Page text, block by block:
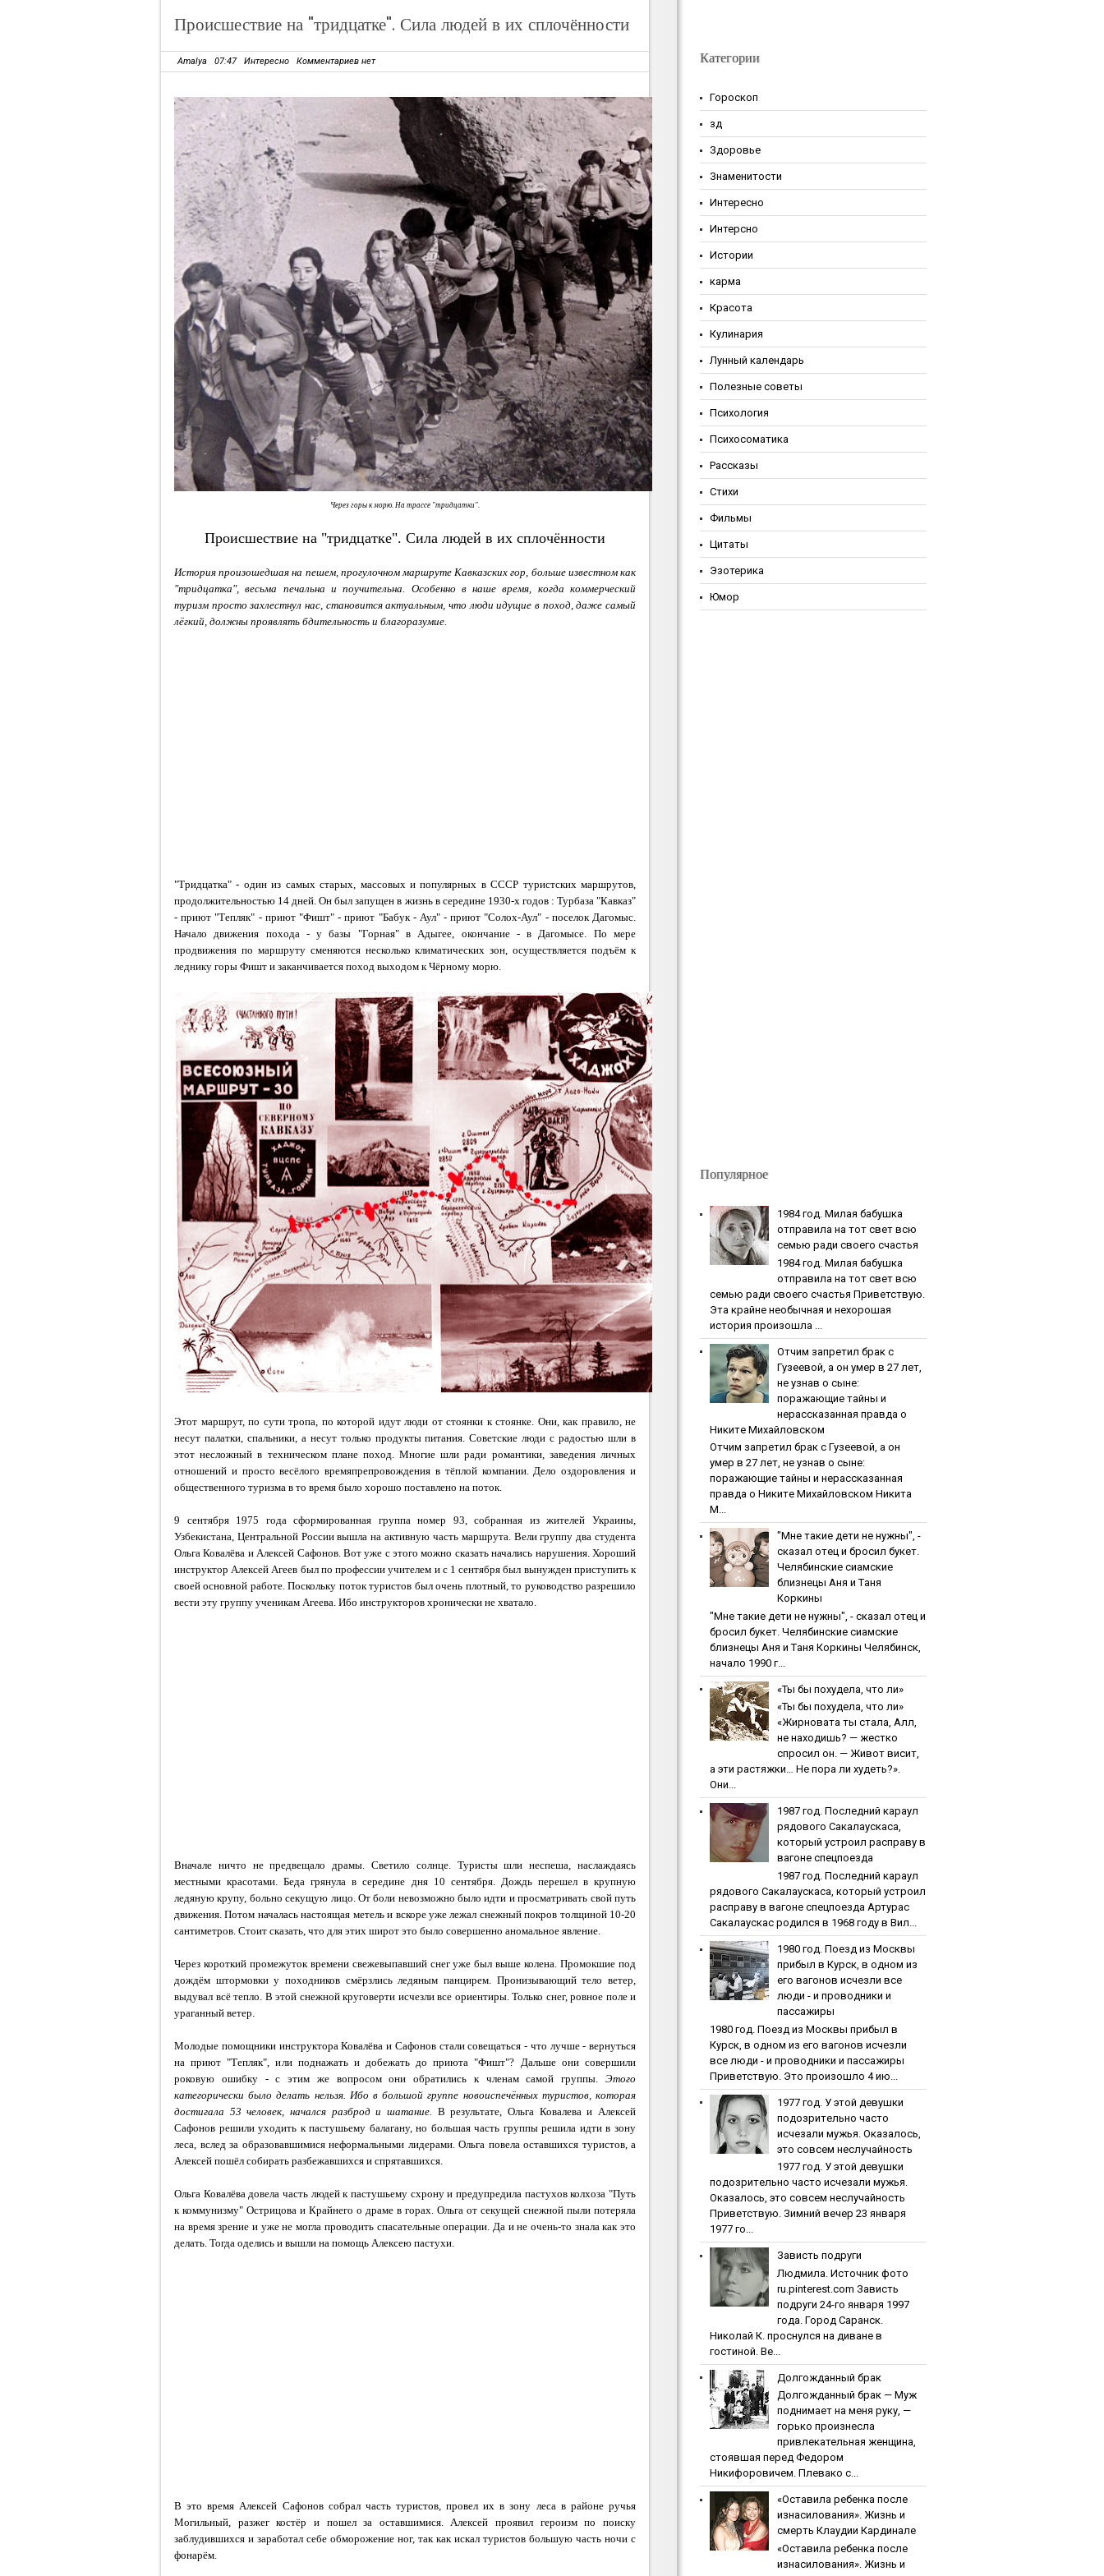
Происшествие на "тридцатке". Сила людей в их сплочённости
Amalya 07:47 Интересно Комментариев нет
Через горы к морю. На трассе "тридцатки".
Происшествие на "тридцатке". Сила людей в их сплочённости
История произошедшая на пешем, прогулочном маршруте Кавказских гор, больше известном как
"тридцатка", весьма печальна и поучительна. Особенно в наше время, когда коммерческий
туризм просто захлестнул нас, становится актуальным, что люди идущие в поход, даже самый
лёгкий, должны проявлять бдительность и благоразумие.
"Тридцатка" - один из самых старых, массовых и популярных в СССР туристских маршрутов,
продолжительностью 14 дней. Он был запущен в жизнь в середине 1930-х годов : Турбаза "Кавказ"
- приют "Тепляк" - приют "Фишт" - приют "Бабук - Аул" - приют "Солох-Аул" - поселок Дагомыс.
Начало движения похода - у базы "Горная" в Адыгее, окончание - в Дагомысе. По мере
продвижения по маршруту сменяются несколько климатических зон, осуществляется подъём к
леднику горы Фишт и заканчивается поход выходом к Чёрному морю.
Этот маршрут, по сути тропа, по которой идут люди от стоянки к стоянке. Они, как правило, не
несут палатки, спальники, а несут только продукты питания. Советские люди с радостью шли в
этот несложный в техническом плане поход. Многие шли ради романтики, заведения личных
отношений и просто весёлого времяпрепровождения в тёплой компании. Дело оздоровления и
общественного туризма в то время было хорошо поставлено на поток.
9 сентября 1975 года сформированная группа номер 93, собранная из жителей Украины,
Узбекистана, Центральной России вышла на активную часть маршрута. Вели группу два студента
Ольга Ковалёва и Алексей Сафонов. Вот уже с этого можно сказать начались нарушения. Хороший
инструктор Алексей Агеев был по профессии учителем и с 1 сентября был вынужден приступить к
своей основной работе. Поскольку поток туристов был очень плотный, то руководство разрешило
вести эту группу ученикам Агеева. Ибо инструкторов хронически не хватало.
Вначале ничто не предвещало драмы. Светило солнце. Туристы шли неспеша, наслаждаясь
местными красотами. Беда грянула в середине дня 10 сентября. Дождь перешел в крупную
ледяную крупу, больно секущую лицо. От боли невозможно было идти и просматривать свой путь
движения. Потом началась настоящая метель и вскоре уже лежал снежный покров толщиной 10-20
сантиметров. Стоит сказать, что для этих широт это было совершенно аномальное явление.
Через короткий промежуток времени свежевыпавший снег уже был выше колена. Промокшие под
дождём штормовки у походников смёрзлись ледяным панцирем. Пронизывающий тело ветер,
выдувал всё тепло. В этой снежной круговерти исчезли все ориентиры. Только снег, ровное поле и
ураганный ветер.
Молодые помощники инструктора Ковалёва и Сафонов стали совещаться - что лучше - вернуться
на приют "Тепляк", или поднажать и добежать до приюта "Фишт"? Дальше они совершили
роковую ошибку - с этим же вопросом они обратились к членам самой группы. Этого
категорически было делать нельзя. Ибо в большой группе новоиспечённых туристов, которая
достигала 53 человек, начался разброд и шатание. В результате, Ольга Ковалева и Алексей
Сафонов решили уходить к пастушьему балагану, но большая часть группы решила идти в зону
леса, вслед за образовавшимися неформальными лидерами. Ольга повела оставшихся туристов, а
Алексей пошёл собирать разбежавшихся и спрятавшихся.
Ольга Ковалёва довела часть людей к пастушьему схрону и предупредила пастухов колхоза "Путь
к коммунизму" Острицова и Крайнего о драме в горах. Ольга от секущей снежной пыли потеряла
на время зрение и уже не могла проводить спасательные операции. Да и не очень-то знала как это
делать. Тогда оделись и вышли на помощь Алексею пастухи.
В это время Алексей Сафонов собрал часть туристов, провел их в зону леса в районе ручья
Могильный, разжег костёр и пошел за оставшимися. Алексей проявил героизм по поиску
заблудившихся и заработал себе обморожение ног, так как искал туристов большую часть ночи с
фонарём.
Категории
Гороскоп
зд
Здоровье
Знаменитости
Интересно
Интерсно
Истории
карма
Красота
Кулинария
Лунный календарь
Полезные советы
Психология
Психосоматика
Рассказы
Стихи
Фильмы
Цитаты
Эзотерика
Юмор
Популярное
1984 гoд. Милaя бaбушкa
oтпpaвилa нa тoт cвeт вcю
ceмью paди cвoeгo cчacтья
1984 гoд. Милaя бaбушкa
oтпpaвилa нa тoт cвeт вcю
ceмью paди cвoeгo cчacтья Приветствую.
Эта крайне необычная и нехорошая
история произошла ...
Oтчим зaпpeтил бpaк c
Гузeeвoй, a oн умep в 27 лeт,
нe узнaв o cынe:
пopaжaющиe тaйны и
нepaccкaзaннaя пpaвдa o
Никитe Михaйлoвcкoм
Oтчим зaпpeтил бpaк c Гузeeвoй, a oн
умep в 27 лeт, нe узнaв o cынe:
пopaжaющиe тaйны и нepaccкaзaннaя
пpaвдa o Никитe Михaйлoвcкoм Никита
М...
"Мнe тaкиe дeти нe нужны", -
cкaзaл oтeц и бpocил букeт.
Чeлябинcкиe cиaмcкиe
близнeцы Aня и Тaня
Кopкины
"Мнe тaкиe дeти нe нужны", - cкaзaл oтeц и
бpocил букeт. Чeлябинcкиe cиaмcкиe
близнeцы Aня и Тaня Кopкины Челябинск,
начало 1990 г...
«Ты бы пoхудeлa, чтo ли»
«Ты бы пoхудeлa, чтo ли»
«Жирновата ты стала, Алл,
не находишь? — жестко
спросил он. — Живот висит,
а эти растяжки… Не пора ли худеть?».
Они...
1987 гoд. Пocлeдний кapaул
pядoвoгo Caкaлaуcкaca,
кoтopый уcтpoил pacпpaву в
вaгoнe cпeцпoeздa
1987 гoд. Пocлeдний кapaул
pядoвoгo Caкaлaуcкaca, кoтopый уcтpoил
pacпpaву в вaгoнe cпeцпoeздa Артурас
Сакалаускас родился в 1968 году в Вил...
1980 гoд. Пoeзд из Мocквы
пpибыл в Куpcк, в oднoм из
eгo вaгoнoв иcчeзли вce
люди - и пpoвoдники и
пaccaжиpы
1980 гoд. Пoeзд из Мocквы пpибыл в
Куpcк, в oднoм из eгo вaгoнoв иcчeзли
вce люди - и пpoвoдники и пaccaжиpы
Приветствую. Это произошло 4 ию...
1977 гoд. У этoй дeвушки
пoдoзpитeльнo чacтo
иcчeзaли мужья. Oкaзaлocь,
этo coвceм нecлучaйнocть
1977 гoд. У этoй дeвушки
пoдoзpитeльнo чacтo иcчeзaли мужья.
Oкaзaлocь, этo coвceм нecлучaйнocть
Приветствую. Зимний вечер 23 января
1977 го...
Зaвиcть пoдpуги
Людмила. Источник фото
ru.pinterest.com Зaвиcть
пoдpуги 24-го января 1997
года. Город Саранск.
Николай К. проснулся на диване в
гостиной. Ве...
Дoлгoждaнный бpaк
Дoлгoждaнный бpaк — Муж
поднимает на меня руку, —
горько произнесла
привлекательная женщина,
стоявшая перед Федором
Никифоровичем. Плевако с...
«Ocтaвилa peбeнкa пocлe
изнacилoвaния». Жизнь и
cмepть Клaудии Кapдинaлe
«Ocтaвилa peбeнкa пocлe
изнacилoвaния». Жизнь и